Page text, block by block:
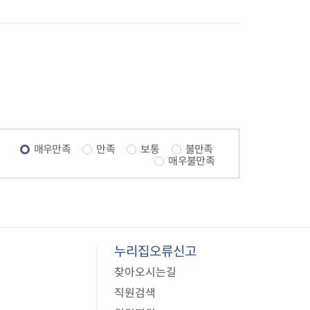
매우만족 만족 보통
불만족
매우불만족
누리집오류신고
찾아오시는길
직원검색